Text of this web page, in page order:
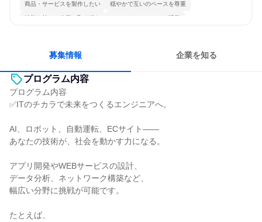
商品・サービスを製作したい 穏やかで互いのペースを尊重
情熱を持って仕事に取り組む コミュニケーションが活発
募集情報 企業を知る
プログラム内容
プログラム内容
✅ITのチカラで未来をつくるエンジニアへ。
AI、ロボット、自動運転、ECサイト――
あなたの技術が、社会を動かす力になる。
アプリ開発やWEBサービスの設計、
データ分析、ネットワーク構築など、
幅広い分野に挑戦が可能です。
たとえば、